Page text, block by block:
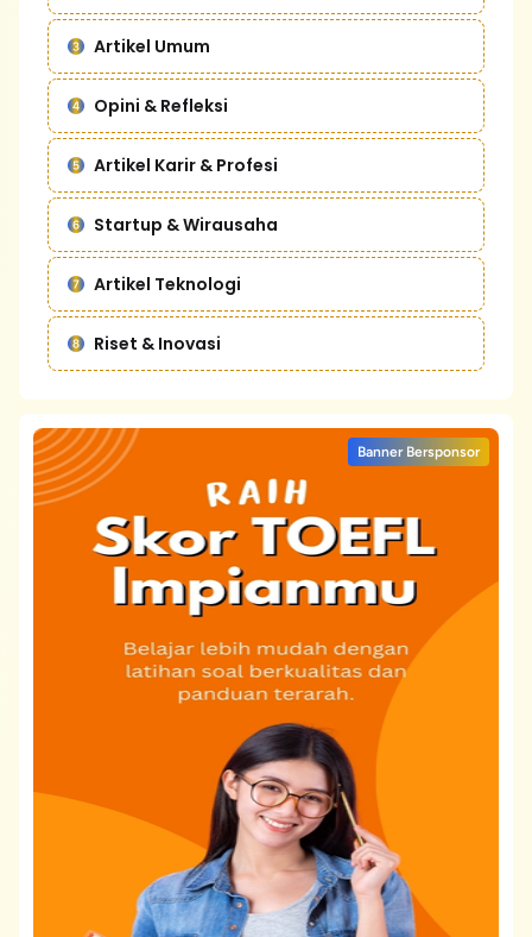
Artikel Umum
Opini & Refleksi
Artikel Karir & Profesi
Startup & Wirausaha
Artikel Teknologi
Riset & Inovasi
Banner Bersponsor